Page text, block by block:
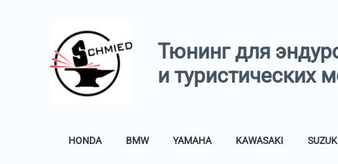
Тюнинг для
и туристических
HONDA BMW YAMAHA KAWASAKI